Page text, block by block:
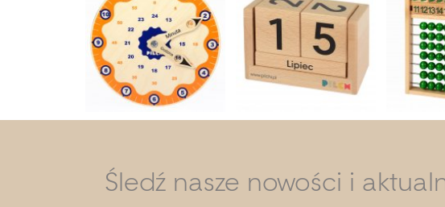
Śledź nasze nowości i